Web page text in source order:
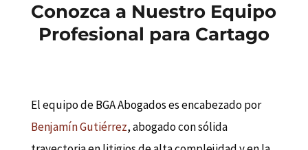
Conozca a Nuestro Equipo
Profesional para Cartago
El equipo de BGA Abogados es encabezado por
Benjamín Gutiérrez, abogado con sólida